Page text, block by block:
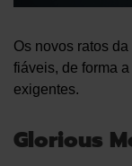
Os novos ratos
fiáveis, de forma
exigentes.
Glorious